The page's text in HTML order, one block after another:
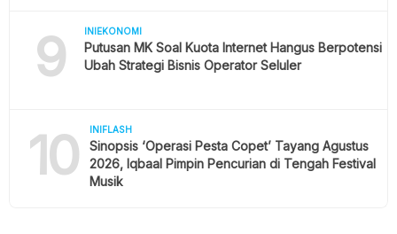
9 INIEKONOMI
Putusan MK Soal Kuota Internet Hangus Berpotensi
Ubah Strategi Bisnis Operator Seluler
10 INIFLASH
Sinopsis ‘Operasi Pesta Copet’ Tayang Agustus
2026, Iqbaal Pimpin Pencurian di Tengah Festival
Musik